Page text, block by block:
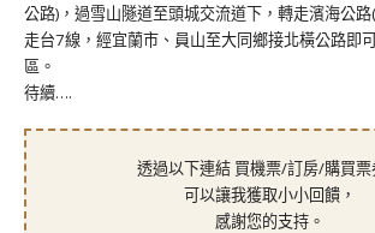
公路)，過雪山隧道至頭城交流道下，轉走濱海公
走台7線，經宜蘭市、員山至大同鄉接北橫公路即
區。
待續….
透過以下連結 買機票/訂房/購買票
可以讓我獲取小小回饋，
感謝您的支持。